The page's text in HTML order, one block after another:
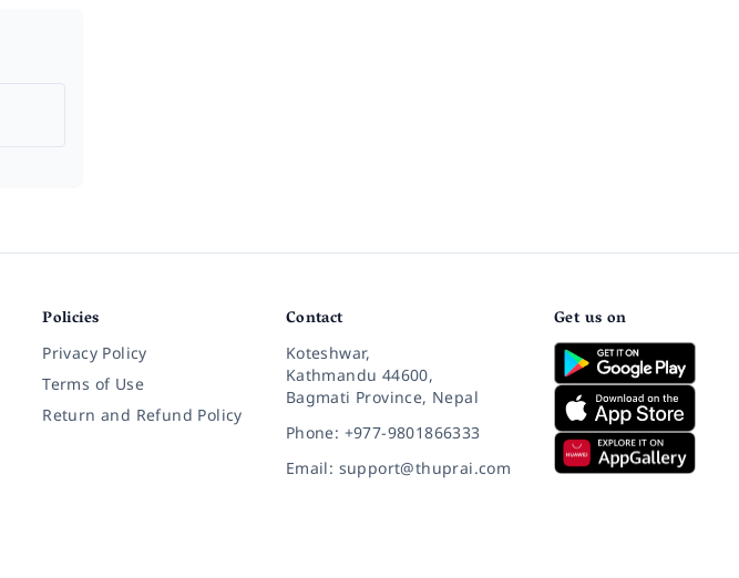
Policies
Privacy Policy
Terms of Use
Return and Refund Policy
Contact
Koteshwar,
Kathmandu 44600,
Bagmati Province, Nepal
Phone: +977-9801866333
Email: support@thuprai.com
Get us on